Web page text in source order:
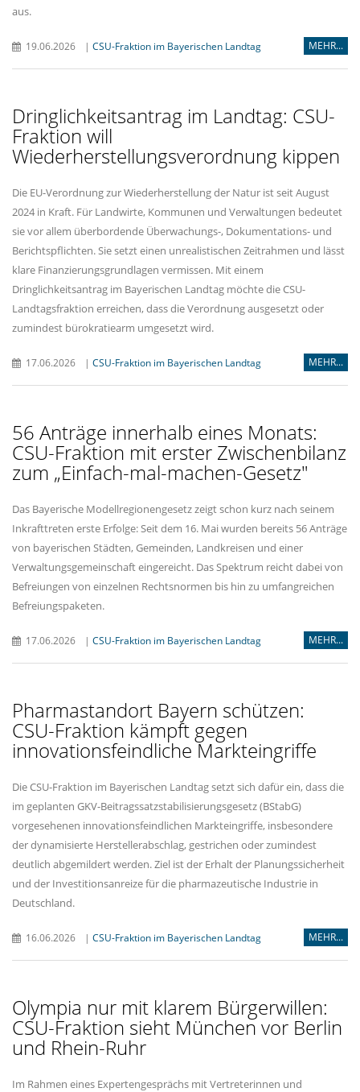
aus.
19.06.2026 | CSU-Fraktion im Bayerischen Landtag MEHR...
Dringlichkeitsantrag im Landtag: CSU-
Fraktion will
Wiederherstellungsverordnung kippen
Die EU-Verordnung zur Wiederherstellung der Natur ist seit August
2024 in Kraft. Für Landwirte, Kommunen und Verwaltungen bedeutet
sie vor allem überbordende Überwachungs-, Dokumentations- und
Berichtspflichten. Sie setzt einen unrealistischen Zeitrahmen und lässt
klare Finanzierungsgrundlagen vermissen. Mit einem
Dringlichkeitsantrag im Bayerischen Landtag möchte die CSU-
Landtagsfraktion erreichen, dass die Verordnung ausgesetzt oder
zumindest bürokratiearm umgesetzt wird.
17.06.2026 | CSU-Fraktion im Bayerischen Landtag MEHR...
56 Anträge innerhalb eines Monats:
CSU-Fraktion mit erster Zwischenbilanz
zum „Einfach-mal-machen-Gesetz"
Das Bayerische Modellregionengesetz zeigt schon kurz nach seinem
Inkrafttreten erste Erfolge: Seit dem 16. Mai wurden bereits 56 Anträge
von bayerischen Städten, Gemeinden, Landkreisen und einer
Verwaltungsgemeinschaft eingereicht. Das Spektrum reicht dabei von
Befreiungen von einzelnen Rechtsnormen bis hin zu umfangreichen
Befreiungspaketen.
17.06.2026 | CSU-Fraktion im Bayerischen Landtag MEHR...
Pharmastandort Bayern schützen:
CSU-Fraktion kämpft gegen
innovationsfeindliche Markteingriffe
Die CSU-Fraktion im Bayerischen Landtag setzt sich dafür ein, dass die
im geplanten GKV-Beitragssatzstabilisierungsgesetz (BStabG)
vorgesehenen innovationsfeindlichen Markteingriffe, insbesondere
der dynamisierte Herstellerabschlag, gestrichen oder zumindest
deutlich abgemildert werden. Ziel ist der Erhalt der Planungssicherheit
und der Investitionsanreize für die pharmazeutische Industrie in
Deutschland.
16.06.2026 | CSU-Fraktion im Bayerischen Landtag MEHR...
Olympia nur mit klarem Bürgerwillen:
CSU-Fraktion sieht München vor Berlin
und Rhein-Ruhr
Im Rahmen eines Expertengesprächs mit Vertreterinnen und